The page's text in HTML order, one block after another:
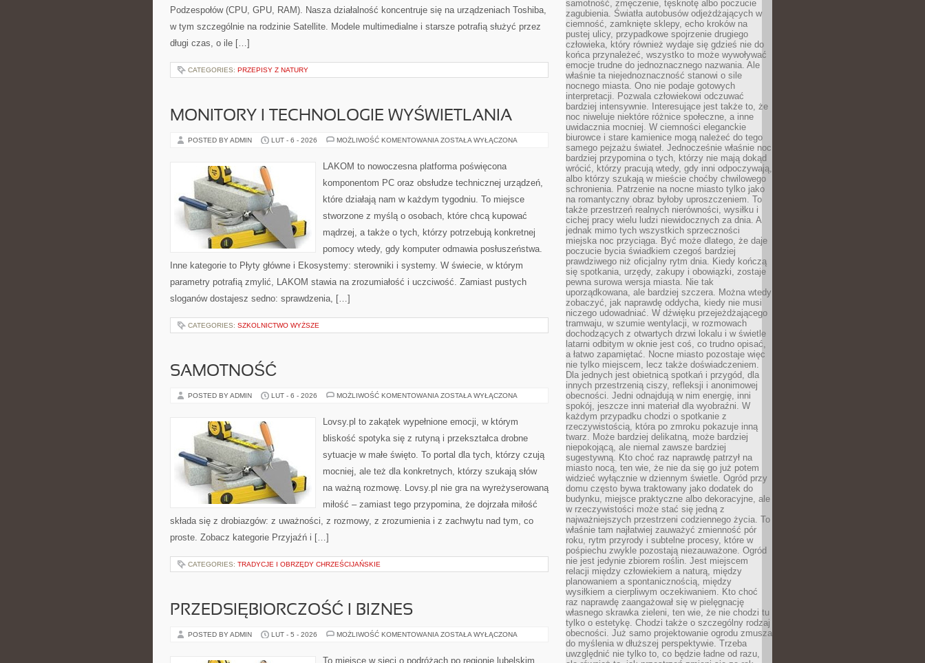
Podzespołów (CPU, GPU, RAM). Nasza działalność koncentruje się na urządzeniach Toshiba,
w tym szczególnie na rodzinie Satellite. Modele multimedialne i starsze potrafią służyć przez
długi czas, o ile […]
CATEGORIES: PRZEPISY Z NATURY
MONITORY I TECHNOLOGIE WYŚWIETLANIA
POSTED BY ADMIN LUT - 6 - 2026 MOŻLIWOŚĆ KOMENTOWANIA MONITORY
WYŚWIETLANIA
ZOSTAŁA WYŁĄCZONA
LAKOM to nowoczesna platforma poświęcona
komponentom PC oraz obsłudze technicznej urządzeń,
które działają nam w każdym tygodniu. To miejsce
stworzone z myślą o osobach, które chcą kupować
mądrzej, a także o tych, którzy potrzebują konkretnej
pomocy wtedy, gdy komputer odmawia posłuszeństwa.
Inne kategorie to Płyty główne i Ekosystemy: sterowniki i systemy. W świecie, w którym
parametry potrafią zmylić, LAKOM stawia na zrozumiałość i uczciwość. Zamiast pustych
sloganów dostajesz sedno: sprawdzenia, […]
CATEGORIES: SZKOLNICTWO WYŻSZE
SAMOTNOŚĆ
POSTED BY ADMIN LUT - 6 - 2026 MOŻLIWOŚĆ KOMENTOWANIA SAMOTNOŚĆ
ZOSTAŁA WYŁĄCZONA
Lovsy.pl to zakątek wypełnione emocji, w którym
bliskość spotyka się z rutyną i przekształca drobne
sytuacje w małe święto. To portal dla tych, którzy czują
mocniej, ale też dla konkretnych, którzy szukają słów
na ważną rozmowę. Lovsy.pl nie gra na wyreżyserowaną
miłość – zamiast tego przypomina, że dojrzała miłość
składa się z drobiazgów: z uważności, z rozmowy, z zrozumienia i z zachwytu nad tym, co
proste. Zobacz kategorie Przyjaźń i […]
CATEGORIES: TRADYCJE I OBRZĘDY CHRZEŚCIJAŃSKIE
PRZEDSIĘBIORCZOŚĆ I BIZNES
POSTED BY ADMIN LUT - 5 - 2026 MOŻLIWOŚĆ KOMENTOWANIA PRZEDSIĘBIORCZOŚĆ
ZOSTAŁA WYŁĄCZONA
To miejsce w sieci o podróżach po regionie lubelskim,
samotność, zmęczenie, tęsknotę albo poczucie
zagubienia. Światła autobusów odjeżdżających w
ciemność, zamknięte sklepy, echo kroków na
pustej ulicy, przypadkowe spojrzenie drugiego
człowieka, który również wydaje się gdzieś nie do
końca przynależeć, wszystko to może wywoływać
emocje trudne do jednoznacznego nazwania. Ale
właśnie ta niejednoznaczność stanowi o sile
nocnego miasta. Ono nie podaje gotowych
interpretacji. Pozwala człowiekowi odczuwać
bardziej intensywnie. Interesujące jest także to, że
noc niweluje niektóre różnice społeczne, a inne
uwidacznia mocniej. W ciemności eleganckie
biurowce i stare kamienice mogą należeć do tego
samego pejzażu świateł. Jednocześnie właśnie noc
bardziej przypomina o tych, którzy nie mają dokąd
wrócić, którzy pracują wtedy, gdy inni odpoczywają,
albo którzy szukają w mieście choćby chwilowego
schronienia. Patrzenie na nocne miasto tylko jako
na romantyczny obraz byłoby uproszczeniem. To
także przestrzeń realnych nierówności, wysiłku i
cichej pracy wielu ludzi niewidocznych za dnia. A
jednak mimo tych wszystkich sprzeczności
miejska noc przyciąga. Być może dlatego, że daje
poczucie bycia świadkiem czegoś bardziej
prawdziwego niż oficjalny rytm dnia. Kiedy kończą
się spotkania, urzędy, zakupy i obowiązki, zostaje
pewna surowa wersja miasta. Nie tak
uporządkowana, ale bardziej szczera. Można wtedy
zobaczyć, jak naprawdę oddycha, kiedy nie musi
niczego udowadniać. W dźwięku przejeżdżającego
tramwaju, w szumie wentylacji, w rozmowach
dochodzących z otwartych drzwi lokalu i w świetle
latarni odbitym w oknie jest coś, co trudno opisać,
a łatwo zapamiętać. Nocne miasto pozostaje więc
nie tylko miejscem, lecz także doświadczeniem.
Dla jednych jest obietnicą spotkań i przygód, dla
innych przestrzenią ciszy, refleksji i anonimowej
obecności. Jedni odnajdują w nim energię, inni
spokój, jeszcze inni materiał dla wyobraźni. W
każdym przypadku chodzi o spotkanie z
rzeczywistością, która po zmroku pokazuje inną
twarz. Może bardziej delikatną, może bardziej
niepokojącą, ale niemal zawsze bardziej
sugestywną. Kto choć raz naprawdę patrzył na
miasto nocą, ten wie, że nie da się go już potem
widzieć wyłącznie w dziennym świetle. Ogród przy
domu często bywa traktowany jako dodatek do
budynku, miejsce praktyczne albo dekoracyjne, ale
w rzeczywistości może stać się jedną z
najważniejszych przestrzeni codziennego życia. To
właśnie tam najłatwiej zauważyć zmienność pór
roku, rytm przyrody i subtelne procesy, które w
pośpiechu zwykle pozostają niezauważone. Ogród
nie jest jedynie zbiorem roślin. Jest miejscem
relacji między człowiekiem a naturą, między
planowaniem a spontanicznością, między
wysiłkiem a cierpliwym oczekiwaniem. Kto choć
raz naprawdę zaangażował się w pielęgnację
własnego skrawka zieleni, ten wie, że nie chodzi tu
tylko o estetykę. Chodzi także o szczególny rodzaj
obecności. Już samo projektowanie ogrodu zmusza
do myślenia w dłuższej perspektywie. Trzeba
uwzględnić nie tylko to, co będzie ładne od razu,